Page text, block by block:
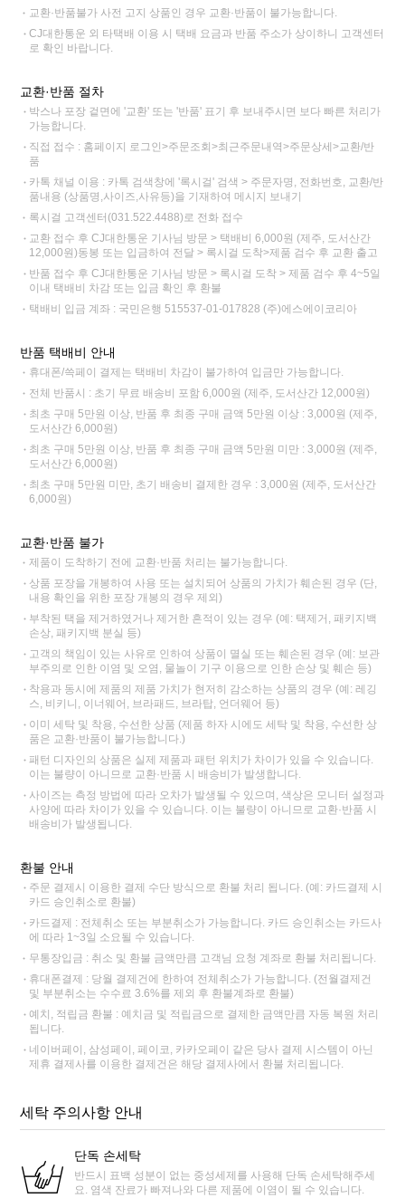
교환·반품불가 사전 고지 상품인 경우 교환·반품이 불가능합니다.
CJ대한통운 외 타택배 이용 시 택배 요금과 반품 주소가 상이하니 고객센터
로 확인 바랍니다.
교환·반품 절차
박스나 포장 겉면에 '교환' 또는 '반품' 표기 후 보내주시면 보다 빠른 처리가
가능합니다.
직접 접수 : 홈페이지 로그인>주문조회>최근주문내역>주문상세>교환/반
품
카톡 채널 이용 : 카톡 검색창에 '록시걸' 검색 > 주문자명, 전화번호, 교환/반
품내용 (상품명,사이즈,사유등)을 기재하여 메시지 보내기
록시걸 고객센터(031.522.4488)로 전화 접수
교환 접수 후 CJ대한통운 기사님 방문 > 택배비 6,000원 (제주, 도서산간
12,000원)동봉 또는 입금하여 전달 > 록시걸 도착>제품 검수 후 교환 출고
반품 접수 후 CJ대한통운 기사님 방문 > 록시걸 도착 > 제품 검수 후 4~5일
이내 택배비 차감 또는 입금 확인 후 환불
택배비 입금 계좌 : 국민은행 515537-01-017828 (주)에스에이코리아
반품 택배비 안내
휴대폰/쓱페이 결제는 택배비 차감이 불가하여 입금만 가능합니다.
전체 반품시 : 초기 무료 배송비 포함 6,000원 (제주, 도서산간 12,000원)
최초 구매 5만원 이상, 반품 후 최종 구매 금액 5만원 이상 : 3,000원 (제주,
도서산간 6,000원)
최초 구매 5만원 이상, 반품 후 최종 구매 금액 5만원 미만 : 3,000원 (제주,
도서산간 6,000원)
최초 구매 5만원 미만, 초기 배송비 결제한 경우 : 3,000원 (제주, 도서산간
6,000원)
교환·반품 불가
제품이 도착하기 전에 교환·반품 처리는 불가능합니다.
상품 포장을 개봉하여 사용 또는 설치되어 상품의 가치가 훼손된 경우 (단,
내용 확인을 위한 포장 개봉의 경우 제외)
부착된 택을 제거하였거나 제거한 흔적이 있는 경우 (예: 택제거, 패키지백
손상, 패키지백 분실 등)
고객의 책임이 있는 사유로 인하여 상품이 멸실 또는 훼손된 경우 (예: 보관
부주의로 인한 이염 및 오염, 물놀이 기구 이용으로 인한 손상 및 훼손 등)
착용과 동시에 제품의 제품 가치가 현저히 감소하는 상품의 경우 (예: 레깅
스, 비키니, 이너웨어, 브라패드, 브라탑, 언더웨어 등)
이미 세탁 및 착용, 수선한 상품 (제품 하자 시에도 세탁 및 착용, 수선한 상
품은 교환·반품이 불가능합니다.)
패턴 디자인의 상품은 실제 제품과 패턴 위치가 차이가 있을 수 있습니다.
이는 불량이 아니므로 교환·반품 시 배송비가 발생합니다.
사이즈는 측정 방법에 따라 오차가 발생될 수 있으며, 색상은 모니터 설정과
사양에 따라 차이가 있을 수 있습니다. 이는 불량이 아니므로 교환·반품 시
배송비가 발생됩니다.
환불 안내
주문 결제시 이용한 결제 수단 방식으로 환불 처리 됩니다. (예: 카드결제 시
카드 승인취소로 환불)
카드결제 : 전체취소 또는 부분취소가 가능합니다. 카드 승인취소는 카드사
에 따라 1~3일 소요될 수 있습니다.
무통장입금 : 취소 및 환불 금액만큼 고객님 요청 계좌로 환불 처리됩니다.
휴대폰결제 : 당월 결제건에 한하여 전체취소가 가능합니다. (전월결제건
및 부분취소는 수수료 3.6%를 제외 후 환불계좌로 환불)
예치, 적립금 환불 : 예치금 및 적립금으로 결제한 금액만큼 자동 복원 처리
됩니다.
네이버페이, 삼성페이, 페이코, 카카오페이 같은 당사 결제 시스템이 아닌
제휴 결제사를 이용한 결제건은 해당 결제사에서 환불 처리됩니다.
세탁 주의사항 안내
단독 손세탁
반드시 표백 성분이 없는 중성세제를 사용해 단독 손세탁해주세
요. 염색 잔료가 빠져나와 다른 제품에 이염이 될 수 있습니다.